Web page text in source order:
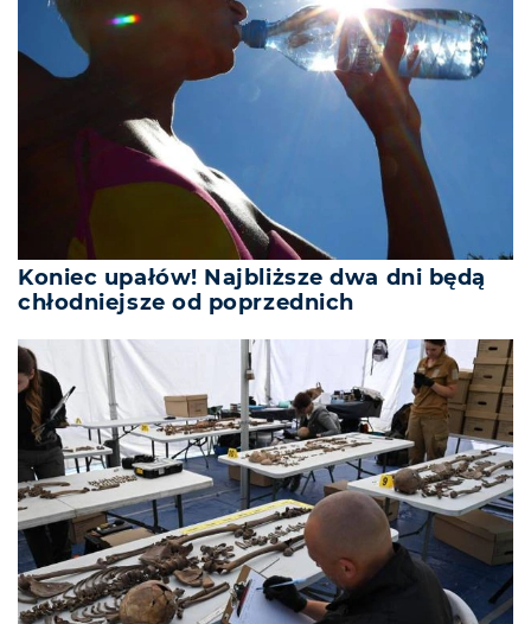
Koniec upałów! Najbliższe dwa dni będą
chłodniejsze od poprzednich